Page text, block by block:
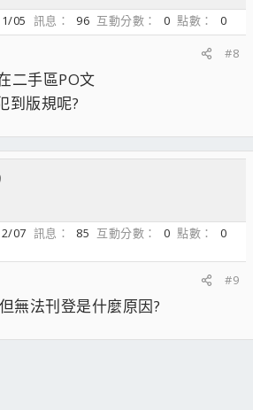
05 訊息 96 互動分數 0 點數
0
#8
二手區PO文
到版規呢?
07 訊息 85 互動分數 0 點數
0
#9
無法刊登是什麼原因?